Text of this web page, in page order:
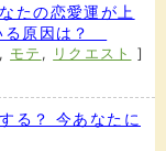
たの恋愛運が上
る原因は？
, モテ , リクエスト ]
る？ 今あなたに